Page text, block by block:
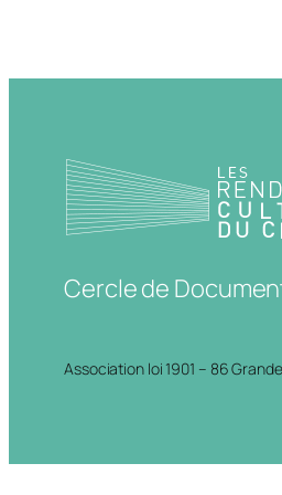
Cercle de
Association loi 1901 – 86